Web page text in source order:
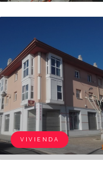
VIVIENDA